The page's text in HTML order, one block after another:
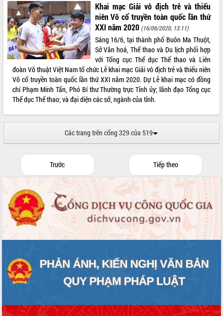
Xây dựng nền hành chính số đồng
hành cùng nông dân dân, doanh nghiệp
Giai đoạn 2026-2030, Đắk Lắk phấn
đấu có 77% xã đạt chuẩn nông thôn
mới
Chuyển đổi số 'mở đường' cho nông
nghiệp Đắk Lắk tăng trưởng bứt phá
Triển khai đồng bộ đo đạc, lập hồ sơ
địa chính, hoàn thiện cơ sở dữ liệu đất
đai
Ứng dụng sinh trắc học - Bước tiến
Đảng từ Sổ tay đảng viên điện tử
Đắk Lắk đẩy mạnh nuôi biển công
nghệ, hướng tới phát triển thủy sản
bền vững
Tập huấn nâng cao năng lực triển khai
chuyển đổi số cho cán bộ, công chức
cấp xã
2026
Đẩy mạnh cải cách hành chính, quyết
tâm đạt được mục tiêu tăng trưởng
hai con số trong năm 2026
Lương Văn Chánh năm 2026
Khai mạc Giải vô địch trẻ và thiếu
niên Võ cổ truyền toàn quốc lần thứ
XXI năm 2020 (16/06/2020, 13:11)
Sáng 16/6, tại thành phố Buôn Ma Thuột,
Sở Văn hoá, Thể thao và Du lịch phối hợp
với Tổng cục Thể dục Thể thao và Liên
đoàn Võ thuật Việt Nam tổ chức Lễ khai mạc Giải vô địch trẻ và thiếu niên
Võ cổ truyền toàn quốc lần thứ XXI năm 2020. Dự Lễ khai mạc có đồng
chí Phạm Minh Tấn, Phó Bí thư Thường trực Tỉnh ủy; lãnh đạo Tổng cục
Thể dục Thể thao; và đại diện các sở, ngành của tỉnh.
Các trang trên cổng 329 của 519
Trước Tiếp theo